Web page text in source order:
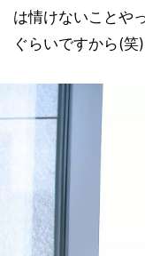
は情けないことや
ぐらいですから(笑)